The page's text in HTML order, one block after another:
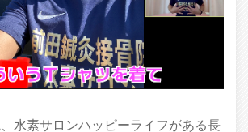
水素サロンハッピーライフがある長